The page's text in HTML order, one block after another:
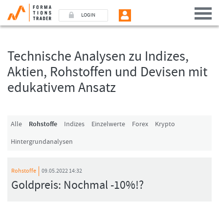
LOGIN
Technische Analysen zu Indizes,
Aktien, Rohstoffen und Devisen mit
edukativem Ansatz
Alle Rohstoffe Indizes Einzelwerte Forex
Krypto
Hintergrundanalysen
Rohstoffe 09.05.2022 14:32
Goldpreis: Nochmal -10%!?
Benutzer (E-Mail-Adresse in Kleinschrift)
Passwort
Ich bin neu, und jetzt?
Das Formationstrader Programm bietet unterschiedliche User-Pakete. Bitte